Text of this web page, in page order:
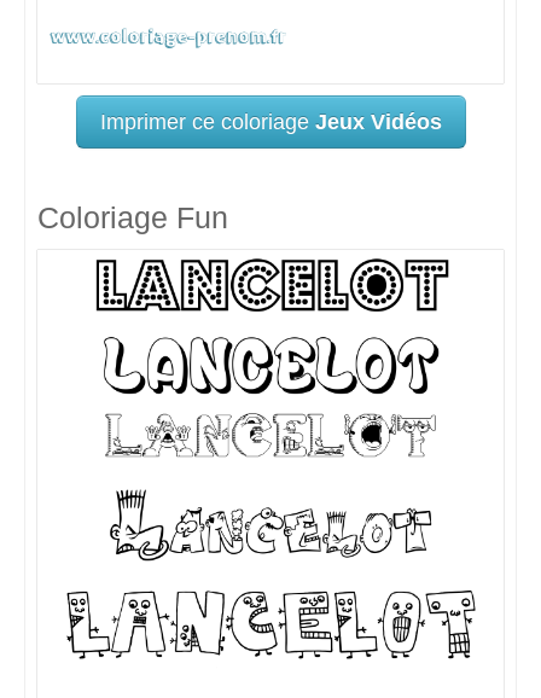
Imprimer ce coloriage Jeux Vidéos
Coloriage Fun